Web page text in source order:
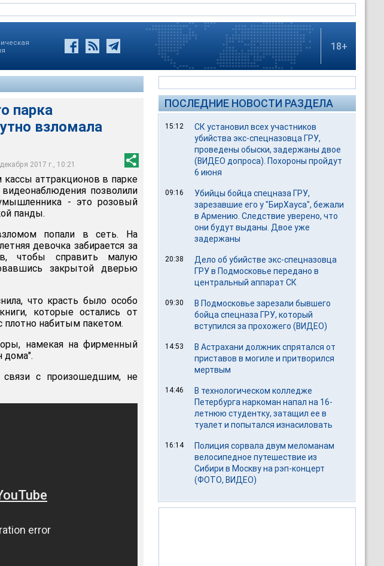
18+
парка
взломала
2017 г., 10:21
летия ВЛКСМ. Камеры
- это розовый
аттракционов в парке
позволили
- это розовый
панды.
попали в сеть. На
девочка забирается за
чтобы справить малую
закрытой дверью
что красть было особо
которые остались от
плотно набитым пакетом.
намекая на фирменный
дома".
с произошедшим, не
ПОСЛЕДНИЕ НОВОСТИ РАЗДЕЛА
15:12
СК установил всех участников
убийства экс-спецназовца ГРУ,
проведены обыски, задержаны двое
(ВИДЕО допроса). Похороны пройдут
6 июня
09:16
Убийцы бойца спецназа ГРУ,
зарезавшие его у "БирХауса", бежали
в Армению. Следствие уверено, что
они будут выданы. Двое уже
задержаны
20:38
Дело об убийстве экс-спецназовца
ГРУ в Подмосковье передано в
центральный аппарат СК
09:30
В Подмосковье зарезали бывшего
бойца спецназа ГРУ, который
вступился за прохожего (ВИДЕО)
14:53
В Астрахани должник спрятался от
приставов в могиле и притворился
мертвым
14:46
В технологическом колледже
Петербурга наркоман напал на 16-
летнюю студентку, затащил ее в
туалет и попытался изнасиловать
16:14
Полиция сорвала двум меломанам
велосипедное путешествие из
Сибири в Москву на рэп-концерт
(ФОТО, ВИДЕО)